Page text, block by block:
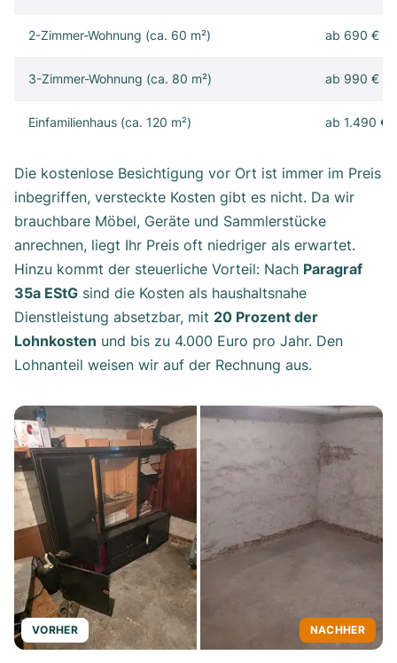
2-Zimmer-Wohnung (ca. 60 m²) ab 690 €
3-Zimmer-Wohnung (ca. 80 m²) ab 990 €
Einfamilienhaus (ca. 120 m²) ab 1.490 €
Die kostenlose Besichtigung vor Ort ist immer im Preis
inbegriffen, versteckte Kosten gibt es nicht. Da wir
brauchbare Möbel, Geräte und Sammlerstücke
anrechnen, liegt Ihr Preis oft niedriger als erwartet.
Hinzu kommt der steuerliche Vorteil: Nach Paragraf
35a EStG sind die Kosten als haushaltsnahe
Dienstleistung absetzbar, mit 20 Prozent der
Lohnkosten und bis zu 4.000 Euro pro Jahr. Den
Lohnanteil weisen wir auf der Rechnung aus.
VORHER NACHHER